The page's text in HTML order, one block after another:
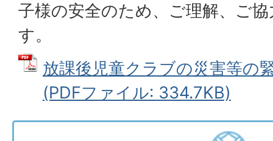
子様の安全のため、ご理解、ご
す。
放課後児童クラブの災害等の
(PDFファイル: 334.7KB)